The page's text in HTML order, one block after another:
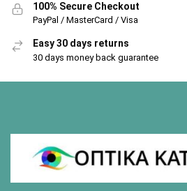
100% Secure Checkout
PayPal / MasterCard / Visa
Easy 30 days returns
30 days money back guarantee